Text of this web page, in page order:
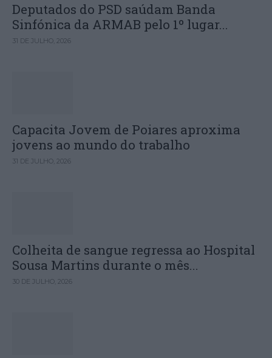
Deputados do PSD saúdam Banda
Sinfónica da ARMAB pelo 1º lugar...
31 DE JULHO, 2026
Capacita Jovem de Poiares aproxima
jovens ao mundo do trabalho
31 DE JULHO, 2026
Colheita de sangue regressa ao Hospital
Sousa Martins durante o mês...
30 DE JULHO, 2026